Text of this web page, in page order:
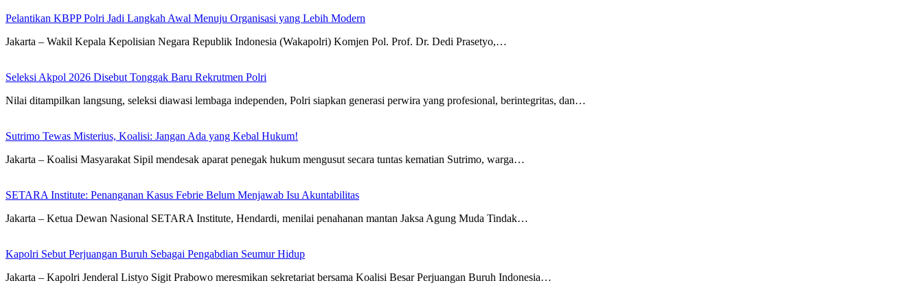
Pelantikan KBPP Polri Jadi Langkah Awal Menuju Organisasi yang Lebih Modern
Jakarta – Wakil Kepala Kepolisian Negara Republik Indonesia (Wakapolri) Komjen Pol. Prof. Dr. Dedi Prasetyo,…
Seleksi Akpol 2026 Disebut Tonggak Baru Rekrutmen Polri
Nilai ditampilkan langsung, seleksi diawasi lembaga independen, Polri siapkan generasi perwira yang profesional, berintegritas, dan…
Sutrimo Tewas Misterius, Koalisi: Jangan Ada yang Kebal Hukum!
Jakarta – Koalisi Masyarakat Sipil mendesak aparat penegak hukum mengusut secara tuntas kematian Sutrimo, warga…
SETARA Institute: Penanganan Kasus Febrie Belum Menjawab Isu Akuntabilitas
Jakarta – Ketua Dewan Nasional SETARA Institute, Hendardi, menilai penahanan mantan Jaksa Agung Muda Tindak…
Kapolri Sebut Perjuangan Buruh Sebagai Pengabdian Seumur Hidup
Jakarta – Kapolri Jenderal Listyo Sigit Prabowo meresmikan sekretariat bersama Koalisi Besar Perjuangan Buruh Indonesia…